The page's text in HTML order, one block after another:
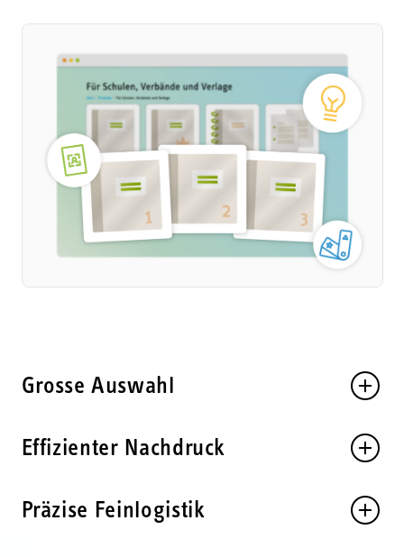
Grosse Auswahl
Effizienter Nachdruck
Präzise Feinlogistik